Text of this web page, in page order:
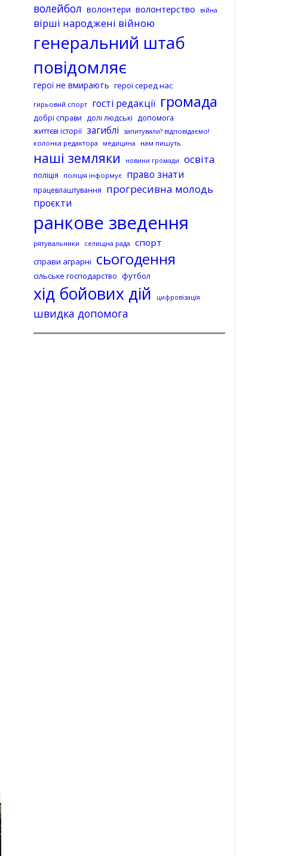
волейбол волонтери волонтерство війна
вірші народжені війною
генеральний штаб
повідомляє
герої не вмирають герої серед нас
гирьовий спорт гості редакції громада
добрі справи долі людські допомога
життєві історії загиблі запитували? відповідаємо!
колонка редактора
медицина нам пишуть
наші земляки новини громади освіта
поліція поліція інформує право знати
працевлаштування прогресивна молодь
проєкти
ранкове зведення
рятувальники селищна рада спорт
справи аграрні сьогодення
сільське господарство футбол
хід бойових дій цифровізація
швидка допомога